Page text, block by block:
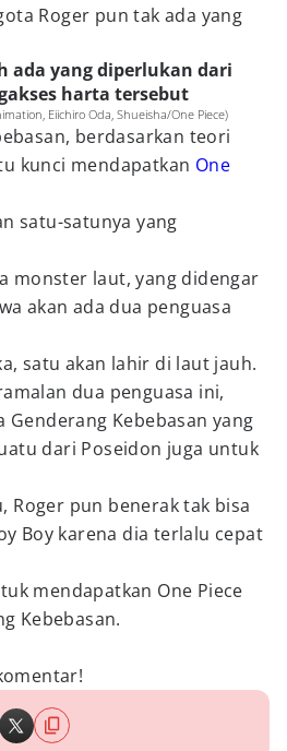
Roger pun tak ada yang
ada yang diperlukan dari
harta tersebut
Eiichiro Oda, Shueisha/One Piece)
berdasarkan teori
kunci mendapatkan One
satu-satunya yang
monster laut, yang didengar
akan ada dua penguasa
satu akan lahir di laut jauh.
dua penguasa ini,
Genderang Kebebasan yang
dari Poseidon juga untuk
Roger pun benerak tak bisa
Boy karena dia terlalu cepat
mendapatkan One Piece
Kebebasan.